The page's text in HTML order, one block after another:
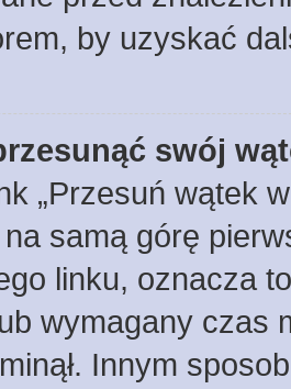
by uzyskać
swój
„Przesuń wątek
samą górę
linku, oznacza
wymagany czas
Innym